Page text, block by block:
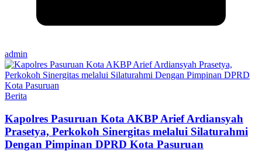
admin
Berita
Kapolres Pasuruan Kota AKBP Arief Ardiansyah
Prasetya, Perkokoh Sinergitas melalui Silaturahmi
Dengan Pimpinan DPRD Kota Pasuruan